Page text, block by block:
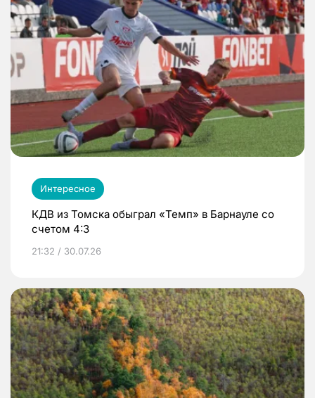
Интересное
КДВ из Томска обыграл «Темп» в Барнауле со
счетом 4:3
21:32 / 30.07.26